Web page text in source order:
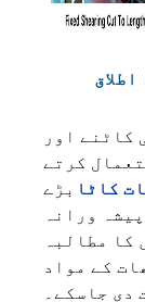
کاٹنے اور
کرتے
کاٹا بڑے
ورانہ
کا مطالبہ
کے مواد
دی جاسکے۔